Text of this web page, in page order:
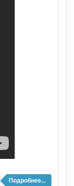
Подробнее...